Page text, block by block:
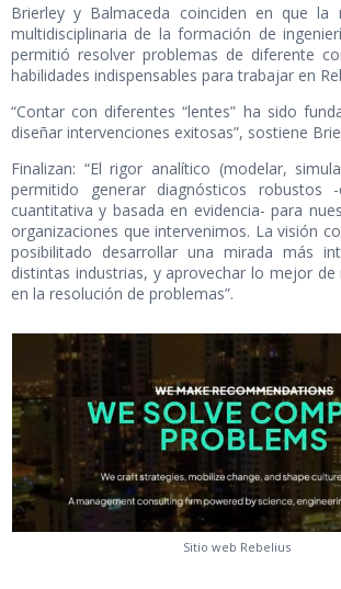
Brierley y Balmaceda coinciden en que la
multidisciplinaria de la formación de
permitió resolver problemas de diferente
habilidades indispensables para trabajar en
“Contar con diferentes “lentes” ha sido
diseñar intervenciones exitosas”, sostiene
Finalizan: “El rigor analítico (modelar,
permitido generar diagnósticos robustos
cuantitativa y basada en evidencia- para
organizaciones que intervenimos. La visión
posibilitado desarrollar una mirada más
distintas industrias, y aprovechar lo mejor de
en la resolución de problemas”.
Sitio web Rebelius